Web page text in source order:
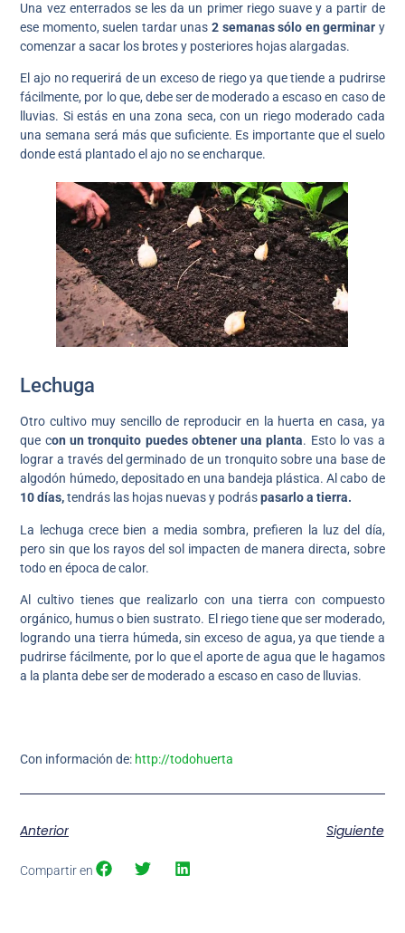
Una vez enterrados se les da un primer riego suave y a partir de
ese momento, suelen tardar unas 2 semanas sólo en germinar y
comenzar a sacar los brotes y posteriores hojas alargadas.
El ajo no requerirá de un exceso de riego ya que tiende a pudrirse
fácilmente, por lo que, debe ser de moderado a escaso en caso de
lluvias. Si estás en una zona seca, con un riego moderado cada
una semana será más que suficiente. Es importante que el suelo
donde está plantado el ajo no se encharque.
Lechuga
Otro cultivo muy sencillo de reproducir en la huerta en casa, ya
que con un tronquito puedes obtener una planta. Esto lo vas a
lograr a través del germinado de un tronquito sobre una base de
algodón húmedo, depositado en una bandeja plástica. Al cabo de
10 días,tendrás las hojas nuevas y podráspasarlo a tierra.
La lechuga crece bien a media sombra, prefieren la luz del día,
pero sin que los rayos del sol impacten de manera directa, sobre
todo en época de calor.
Al cultivo tienes que realizarlo con una tierra con compuesto
orgánico, humus o bien sustrato. El riego tiene que ser moderado,
logrando una tierra húmeda, sin exceso de agua, ya que tiende a
pudrirse fácilmente, por lo que el aporte de agua que le hagamos
a la planta debe ser de moderado a escaso en caso de lluvias.
Con información de: http://todohuerta
Anterior Siguiente
Compartir en